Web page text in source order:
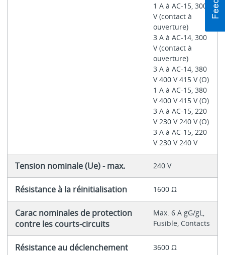
1 A à AC-15, 300
V (contact à
ouverture)
3 A à AC-14, 300
V (contact à
ouverture)
3 A à AC-14, 380
V 400 V 415 V (O)
1 A à AC-15, 380
V 400 V 415 V (O)
3 A à AC-15, 220
V 230 V 240 V (O)
3 A à AC-15, 220
V 230 V 240 V
Tension nominale (Ue) - max. 240 V
Résistance à la réinitialisation 1600 Ω
Carac nominales de protection
contre les courts-circuits
Max. 6 A gG/gL,
Fusible, Contacts
Résistance au déclenchement 3600 Ω